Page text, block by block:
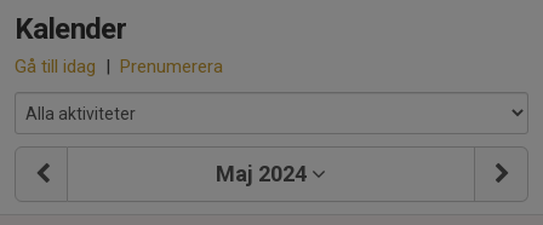
Kalender
Gå till idag | Prenumerera
Maj 2024